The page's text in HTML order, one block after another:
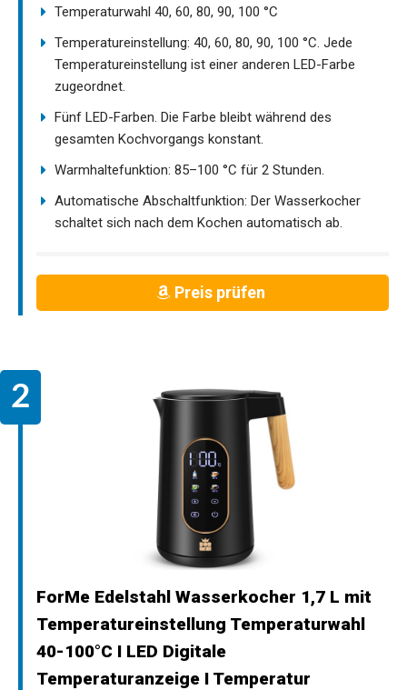
Temperaturwahl 40, 60, 80, 90, 100 °C
Temperatureinstellung: 40, 60, 80, 90, 100 °C. Jede
Temperatureinstellung ist einer anderen LED-Farbe
zugeordnet.
Fünf LED-Farben. Die Farbe bleibt während des
gesamten Kochvorgangs konstant.
Warmhaltefunktion: 85–100 °C für 2 Stunden.
Automatische Abschaltfunktion: Der Wasserkocher
schaltet sich nach dem Kochen automatisch ab.
Preis prüfen
ForMe Edelstahl Wasserkocher 1,7 L mit
Temperatureinstellung Temperaturwahl
40-100°C I LED Digitale
Temperaturanzeige I Temperatur